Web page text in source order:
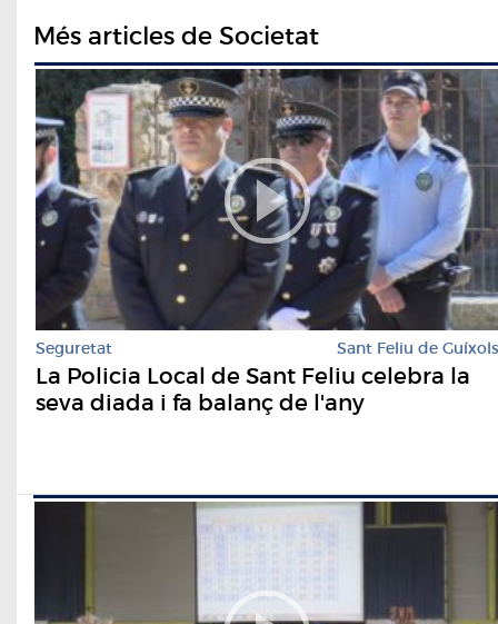
Més articles de Societat
Seguretat Sant Feliu de Guíxols
La Policia Local de Sant Feliu celebra la
seva diada i fa balanç de l'any